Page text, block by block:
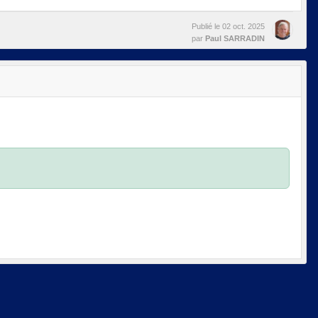
Publié le 02 oct. 2025
par Paul SARRADIN